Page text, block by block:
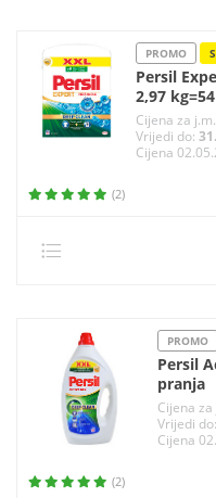
PROMO
Persil
2,97
Cijena za
Vrijedi do:
Cijena
(2)
PROMO
Persil
pranja
Cijena
Vrijedi
Cijena
(2)